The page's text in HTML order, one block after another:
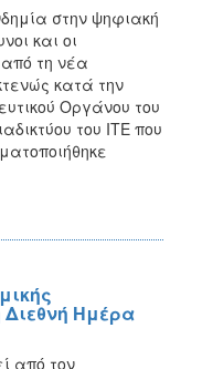
στην ψηφιακή
και οι
τη νέα
κατά την
Οργάνου του
του ΙΤΕ που
Διεθνή Ημέρα
από τον